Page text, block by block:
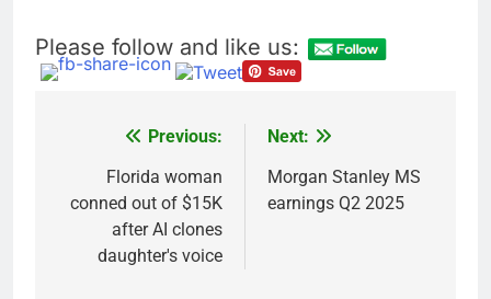
Please follow and like us:
navigation
Previous:
Florida woman
conned out of $15K
after AI clones
daughter's voice
Next:
Morgan Stanley MS
earnings Q2 2025